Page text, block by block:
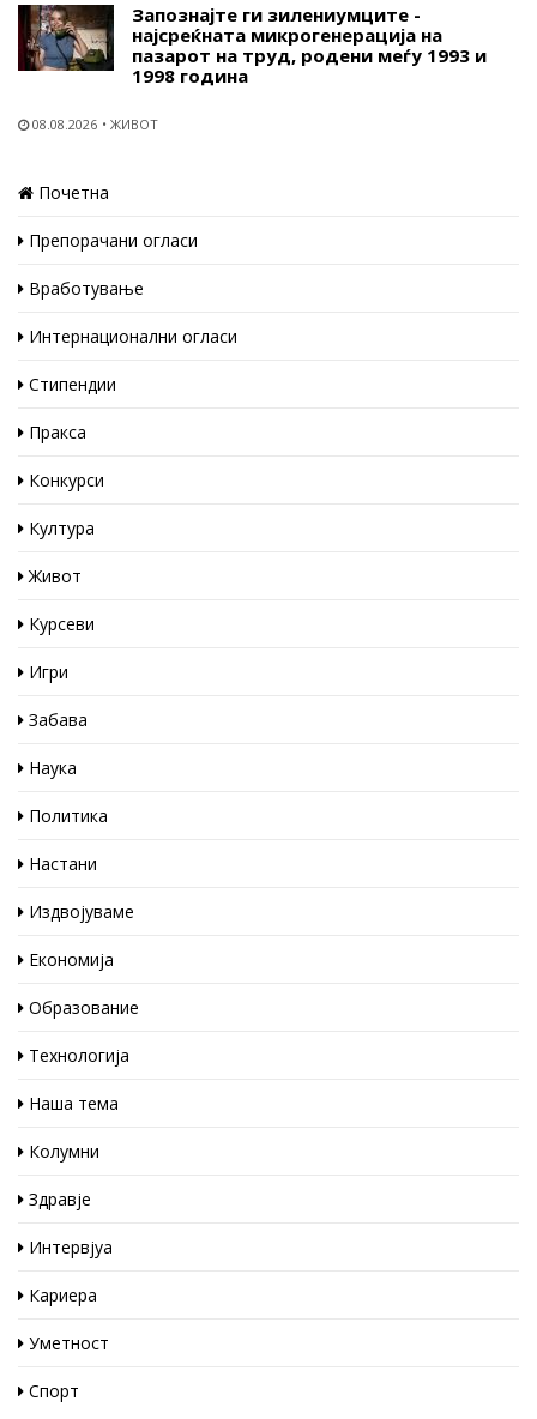
Запознајте ги зилениумците -
најсреќната микрогенерација на
пазарот на труд, родени меѓу 1993 и
1998 година
08.08.2026 ЖИВОТ
Почетна
Препорачани огласи
Вработување
Интернационални огласи
Стипендии
Пракса
Конкурси
Култура
Живот
Курсеви
Игри
Забава
Наука
Политика
Настани
Издвојуваме
Економија
Образование
Технологија
Наша тема
Колумни
Здравје
Интервјуа
Кариера
Уметност
Спорт